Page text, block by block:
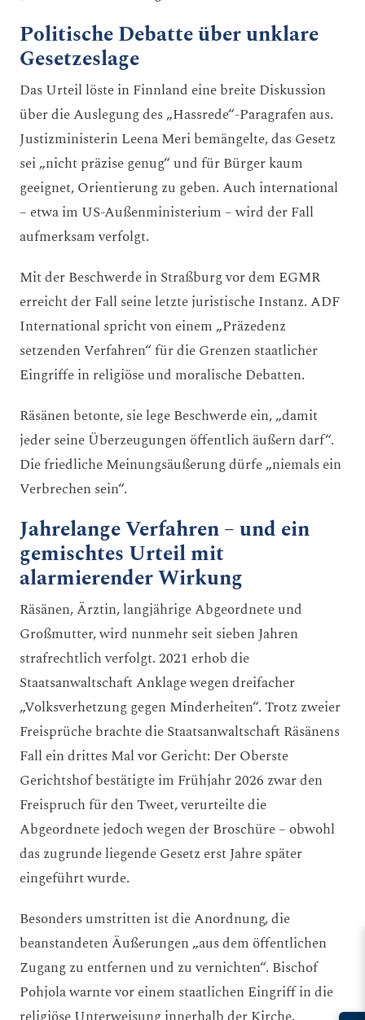
Politische Debatte über unklare
Gesetzeslage
Das Urteil löste in Finnland eine breite Diskussion
über die Auslegung des „Hassrede“-Paragrafen aus.
Justizministerin Leena Meri bemängelte, das Gesetz
sei „nicht präzise genug“ und für Bürger kaum
geeignet, Orientierung zu geben. Auch international
– etwa im US-Außenministerium – wird der Fall
aufmerksam verfolgt.
Mit der Beschwerde in Straßburg vor dem EGMR
erreicht der Fall seine letzte juristische Instanz. ADF
International spricht von einem „Präzedenz
setzenden Verfahren“ für die Grenzen staatlicher
Eingriffe in religiöse und moralische Debatten.
Räsänen betonte, sie lege Beschwerde ein, „damit
jeder seine Überzeugungen öffentlich äußern darf“.
Die friedliche Meinungsäußerung dürfe „niemals ein
Verbrechen sein“.
Jahrelange Verfahren – und ein
gemischtes Urteil mit
alarmierender Wirkung
Räsänen, Ärztin, langjährige Abgeordnete und
Großmutter, wird nunmehr seit sieben Jahren
strafrechtlich verfolgt. 2021 erhob die
Staatsanwaltschaft Anklage wegen dreifacher
„Volksverhetzung gegen Minderheiten“. Trotz zweier
Freisprüche brachte die Staatsanwaltschaft Räsänens
Fall ein drittes Mal vor Gericht: Der Oberste
Gerichtshof bestätigte im Frühjahr 2026 zwar den
Freispruch für den Tweet, verurteilte die
Abgeordnete jedoch wegen der Broschüre – obwohl
das zugrunde liegende Gesetz erst Jahre später
eingeführt wurde.
Besonders umstritten ist die Anordnung, die
beanstandeten Äußerungen „aus dem öffentlichen
Zugang zu entfernen und zu vernichten“. Bischof
Pohjola warnte vor einem staatlichen Eingriff in die